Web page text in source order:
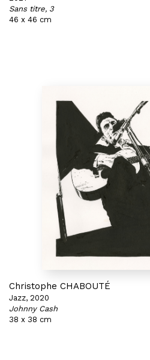
Sans titre, 3
46 x 46 cm
Christophe CHABOUTÉ
Jazz, 2020
Johnny Cash
38 x 38 cm